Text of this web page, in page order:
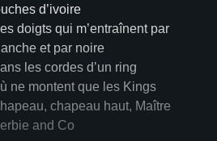
d’ivoire
doigts qui m’entraînent par
et par noire
les cordes d’un ring
ne montent que les Kings
chapeau haut, Maître
and Co